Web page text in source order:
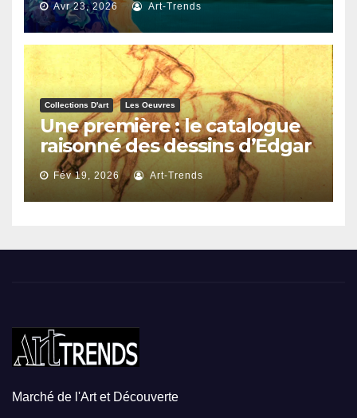
Avr 23, 2026 Art-Trends
Collections D'art Les Oeuvres
Une première : le catalogue
raisonné des dessins d’Edgar
Degas
Fév 19, 2026 Art-Trends
Marché de l'Art et Découverte